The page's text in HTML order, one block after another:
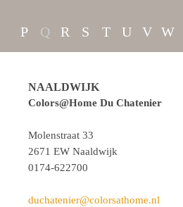
P
Q R S T U V W
NAALDWIJK
Colors@Home Du Chatenier
Molenstraat 33
2671 EW Naaldwijk
0174-622700
duchatenier@colorsathome.nl